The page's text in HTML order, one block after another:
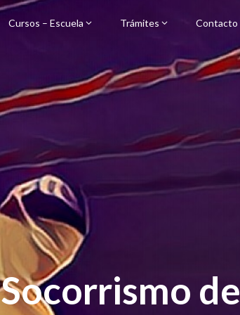
Cursos – Escuela Trámites Contacto
de